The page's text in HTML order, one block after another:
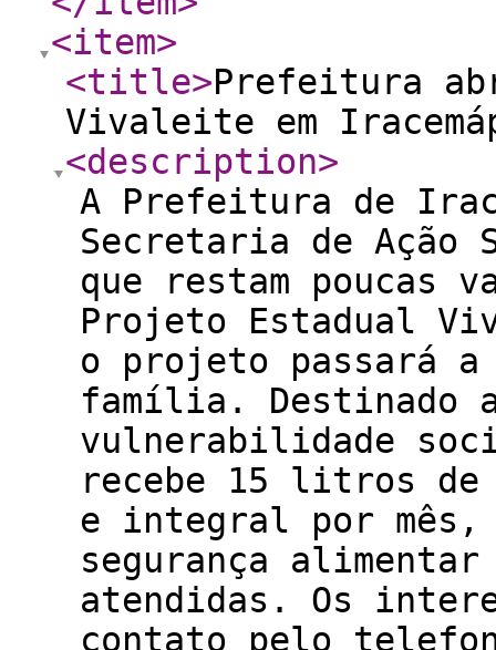
<item>
<title>Prefeitura
Vivaleite em
<description>
A Prefeitura de
Secretaria de Ação
que restam poucas
Projeto Estadual
o projeto passará
família. Destinado
vulnerabilidade
recebe 15 litros
e integral por mês,
segurança
atendidas. Os
contato pelo